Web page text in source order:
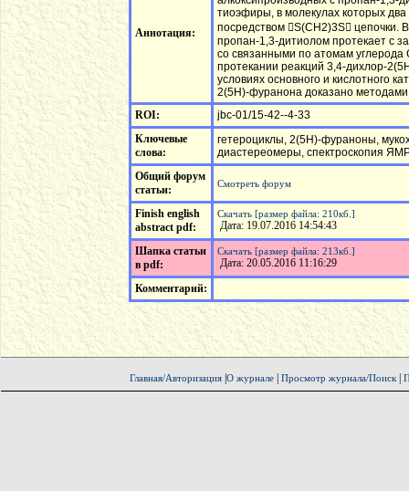
Аннотация:
тиоэфиры, в молекулах которых
посредством S(CH2)3S цепочки.
пропан-1,3-дитиолом протекает с
со связанными по атомам
протекании реакций 3,4-дихлор-
условиях основного и кислотного
2(5Н)-фуранона доказано
ROI:
jbc-01/15-42--4-33
Ключевые
слова:
гетероциклы, 2(5Н)-фураноны,
диастереомеры, спектроскопия
Общий форум
статьи:
Смотреть форум
Finish english
abstract pdf:
Скачать [размер файла: 210кб.]
Дата: 19.07.2016 14:54:43
Шапка статьи
в pdf:
Скачать [размер файла: 213кб.]
Дата: 20.05.2016 11:16:29
Комментарий:
Главная/Авторизация| О журнале| Просмотр журнала/Поиск|